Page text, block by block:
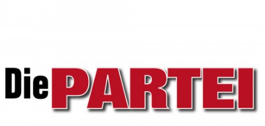
Lightbox
öffnen